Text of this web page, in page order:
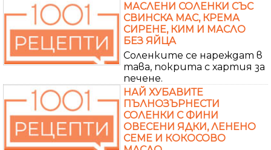
МАСЛЕНИ СОЛЕНКИ СЪС
СВИНСКА МАС, КРЕМА
СИРЕНЕ, КИМ И МАСЛО
БЕЗ ЯЙЦА
Соленките се нареждат в
тава, покрита с хартия за
печене.
НАЙ ХУБАВИТЕ
ПЪЛНОЗЪРНЕСТИ
СОЛЕНКИ С ФИНИ
ОВЕСЕНИ ЯДКИ, ЛЕНЕНО
СЕМЕ И КОКОСОВО